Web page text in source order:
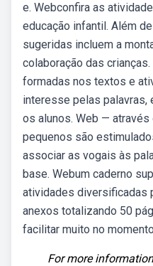
e. Webconfira as
educação infantil. Além
sugeridas incluem a
colaboração das
formadas nos textos e
interesse pelas palavras,
os alunos. Web —
pequenos são
associar as vogais às
base. Webum caderno
atividades diversificadas
anexos totalizando 50
facilitar muito no
For more